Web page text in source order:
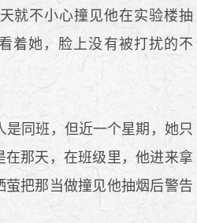
就不小心撞见他在实验楼抽
着她，脸上没有被打扰的不
同班，但近一个星期，她只
在那天，在班级里，他进来拿
把那当做撞见他抽烟后警告